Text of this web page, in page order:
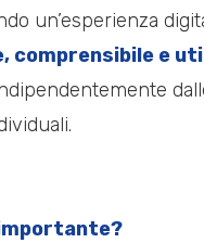
un’esperienza
comprensibile e